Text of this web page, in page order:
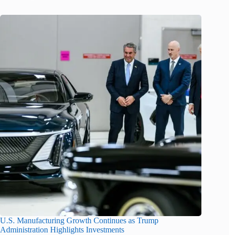
U.S. Manufacturing Growth Continues as Trump
Administration Highlights Investments